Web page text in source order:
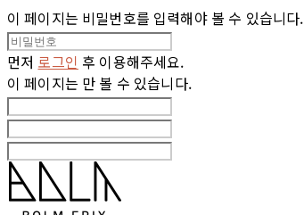
이 페이지는 비밀번호를 입력해야 볼 수 있습니다.
먼저 로그인 후 이용해주세요.
이 페이지는 만 볼 수 있습니다.